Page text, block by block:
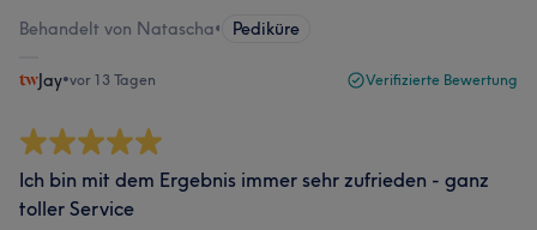
Behandelt von Natascha• Pediküre
Jay•vor 13 Tagen Verifizierte Bewertung
Ich bin mit dem Ergebnis immer sehr zufrieden - ganz
toller Service